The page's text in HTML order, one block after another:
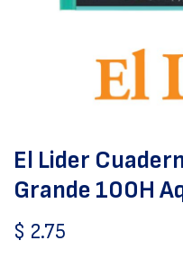
El Lider
Grande 100H
$ 2.75